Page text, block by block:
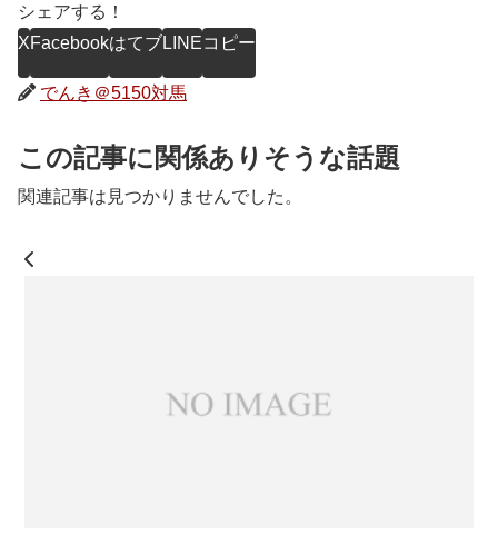
シェアする！
XFacebookはてブLINEコピー
でんき＠5150対馬
この記事に関係ありそうな話題
関連記事は見つかりませんでした。